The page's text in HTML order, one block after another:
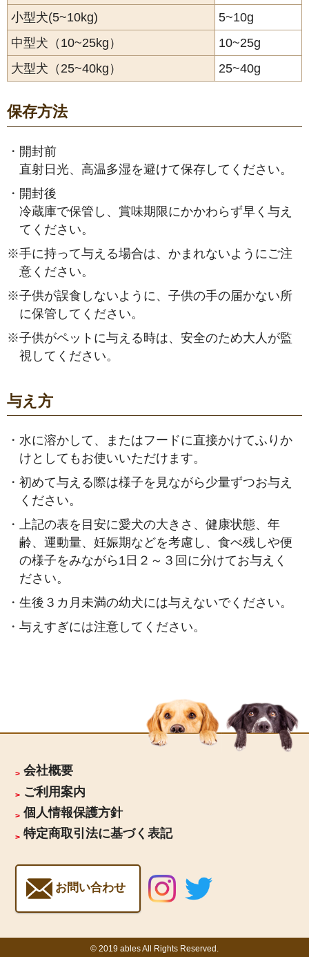
小型犬(5~10kg)
5~10g
中型犬（10~25kg）
10~25g
大型犬（25~40kg）
25~40g
保存方法
・ 開封前
直射日光、高温多湿を避けて保存してください。
・ 開封後
冷蔵庫で保管し、賞味期限にかかわらず早く与え
てください。
※手に持って与える場合は、かまれないようにご注
意ください。
※子供が誤食しないように、子供の手の届かない所
に保管してください。
※子供がペットに与える時は、安全のため大人が監
視してください。
与え方
・ 水に溶かして、またはフードに直接かけてふりか
けとしてもお使いいただけます。
・ 初めて与える際は様子を見ながら少量ずつお与え
ください。
・ 上記の表を目安に愛犬の大きさ、健康状態、年
齢、運動量、妊娠期などを考慮し、食べ残しや便
の様子をみながら1日２～３回に分けてお与えく
ださい。
・ 生後３カ月未満の幼犬には与えないでください。
・ 与えすぎには注意してください。
会社概要
ご利用案内
個人情報保護方針
特定商取引法に基づく表記
お問い合わせ
© 2019 ables All Rights Reserved.